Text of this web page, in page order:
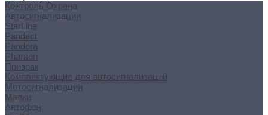
Контроль Охрана
Автосигнализации
StarLine
Pandect
Pandora
Pharaon
Призрак
Комплектующие для автосигнализаций
Мотосигнализации
Маяки
Автофон